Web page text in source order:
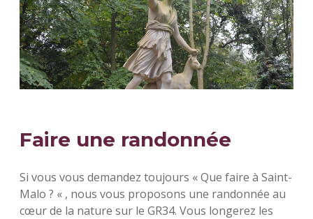
Faire une randonnée
Si vous vous demandez toujours « Que faire à Saint-
Malo ? « , nous vous proposons une randonnée au
cœur de la nature sur le GR34. Vous longerez les